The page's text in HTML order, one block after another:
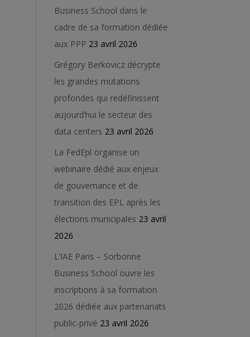
Business School dans le
cadre de sa formation dédiée
aux PPP 23 avril 2026
Grégory Berkovicz décrypte
les grandes mutations
profondes qui redéfinissent
aujourd’hui le secteur des
data centers 23 avril 2026
La FedEpl organise un
webinaire dédié aux enjeux
de gouvernance et de
transition des EPL après les
élections municipales 23 avril
2026
L’IAE Paris – Sorbonne
Business School ouvre les
inscriptions à sa formation
2026 dédiée aux partenariats
public-privé 23 avril 2026